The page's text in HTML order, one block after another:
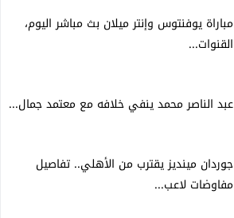
مباراة يوفنتوس وإنتر ميلان بث مباشر اليوم،
القنوات...
عبد الناصر محمد ينفي خلافه مع معتمد جمال...
جوردان مينديز يقترب من الأهلي.. تفاصيل
مفاوضات لاعب...